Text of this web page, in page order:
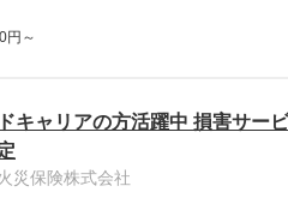
円～
キャリアの方活躍中 損害サー
災保険株式会社